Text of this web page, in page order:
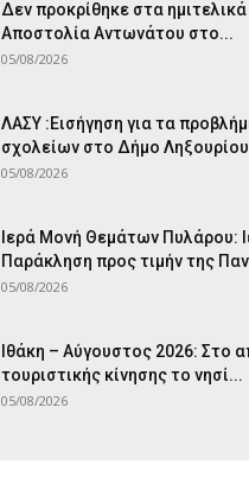
Δεν προκρίθηκε στα
Αποστολία Αντωνάτου στο...
05/08/2026
ΛΑΣΥ :Εισήγηση για τα
σχολείων στο Δήμο
05/08/2026
Ιερά Μονή Θεμάτων Πυλάρου:
Παράκληση προς τιμήν της
05/08/2026
Ιθάκη – Αύγουστος 2026: Στο
τουριστικής κίνησης το νησί...
05/08/2026